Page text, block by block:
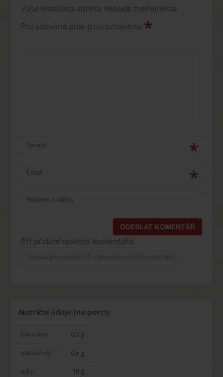
Vaše emailová adresa nebude zveřejněna.
Požadovaná pole jsou označena *
*
*
Při přidání nového komentáře:
Nutriční údaje (na porci)
bílkoviny 0.5 g
sacharidy 0.5 g
tuky 18 g